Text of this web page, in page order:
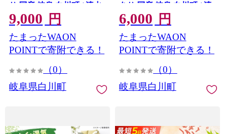
り 国産 岐阜 白川町 / 清水
しいたけ園 [AWAY003]
9,000 円
たまったWAON
POINTで寄附できる！
（0）
岐阜県白川町
あり 国産 岐阜 白川町 / 清
水しいたけ園 [AWAY002]
6,000 円
たまったWAON
POINTで寄附できる！
（0）
岐阜県白川町